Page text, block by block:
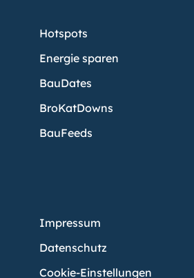
Hotspots
Energie sparen
BauDates
BroKatDowns
BauFeeds
Impressum
Datenschutz
Cookie-Einstellungen